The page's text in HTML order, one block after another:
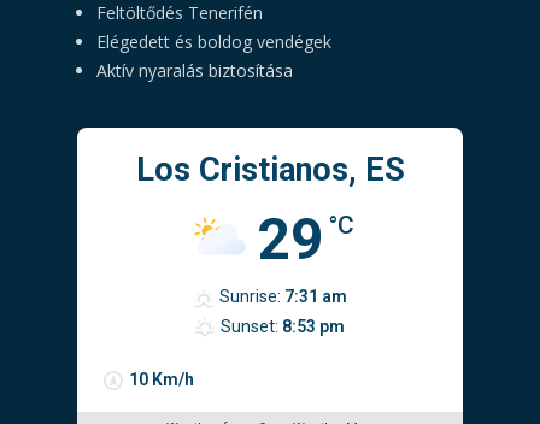
Feltöltődés Tenerifén
Elégedett és boldog vendégek
Aktív nyaralás biztosítása
Los Cristianos, ES
29 °C
10 Km/h
Sunrise: 7:31 am
Sunset: 8:53 pm